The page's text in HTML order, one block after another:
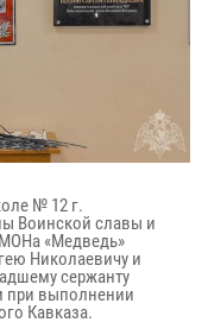
№ 12 г.
Воинской славы и
«Медведь»
Николаевичу и
сержанту
при выполнении
Кавказа.